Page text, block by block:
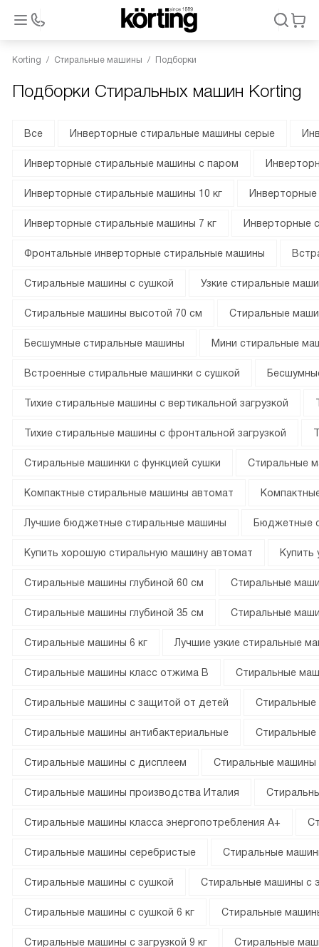
Korting Стиральные машины Подборки
Подборки Стиральных машин Korting
Все Инверторные стиральные машины серые
Инверторные стиральные машины с паром
Инверторные стиральные машины 10 кг
Инверторные стиральные машины 7 кг Инверторные
Фронтальные инверторные стиральные машины
Стиральные машины с сушкой Узкие стиральные
Стиральные машины высотой 70 см Стиральные
Бесшумные стиральные машины Мини стиральные
Встроенные стиральные машинки с сушкой
Тихие стиральные машины с вертикальной загрузкой
Тихие стиральные машины с фронтальной загрузкой
Стиральные машинки с функцией сушки Стиральные
Компактные стиральные машины автомат
Лучшие бюджетные стиральные машины Бюджетные
Купить хорошую стиральную машину автомат Купить
Стиральные машины глубиной 60 см Стиральные
Стиральные машины глубиной 35 см Стиральные
Стиральные машины 6 кг Лучшие узкие стиральные
Стиральные машины класс отжима B Стиральные
Стиральные машины с защитой от детей
Стиральные машины антибактериальные
Стиральные машины с дисплеем Стиральные машины
Стиральные машины производства Италия
Стиральные машины класса энергопотребления А+
Стиральные машины серебристые Стиральные
Стиральные машины с сушкой Стиральные машины с
Стиральные машины с сушкой 6 кг Стиральные
Стиральные машины с загрузкой 9 кг Стиральные